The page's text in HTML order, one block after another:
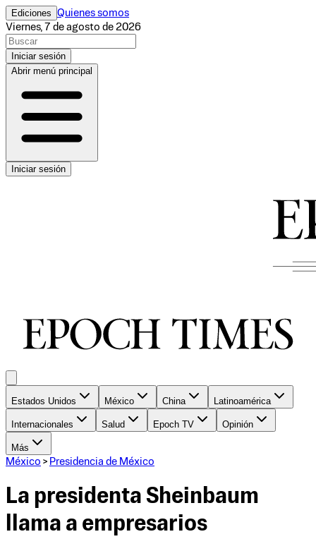
Ediciones Quienes somos
Viernes, 7 de agosto de 2026
Iniciar sesión
Abrir menú principal
Iniciar sesión
Estados Unidos México China Latinoamérica
Internacionales Salud Epoch TV Opinión
Más
México > Presidencia de México
La presidenta Sheinbaum
llama a empresarios